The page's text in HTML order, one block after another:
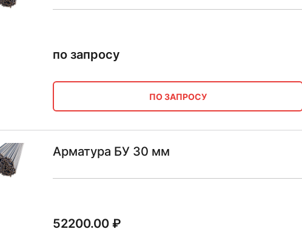
по запросу
ПО ЗАПРОСУ
Арматура БУ 30 мм
52200.00₽